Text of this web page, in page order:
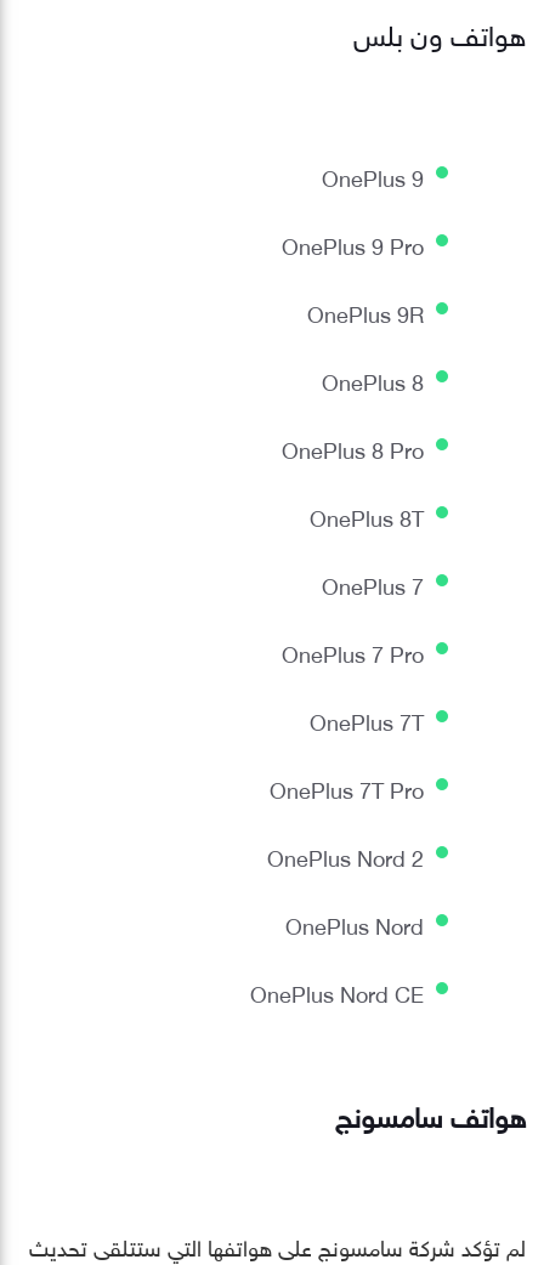
هواتف ون بلس
OnePlus 9
OnePlus 9 Pro
OnePlus 9R
OnePlus 8
OnePlus 8 Pro
OnePlus 8T
OnePlus 7
OnePlus 7 Pro
OnePlus 7T
OnePlus 7T Pro
OnePlus Nord 2
OnePlus Nord
OnePlus Nord CE
هواتف سامسونج
لم تؤكد شركة سامسونج على هواتفها التي ستتلقى تحديث